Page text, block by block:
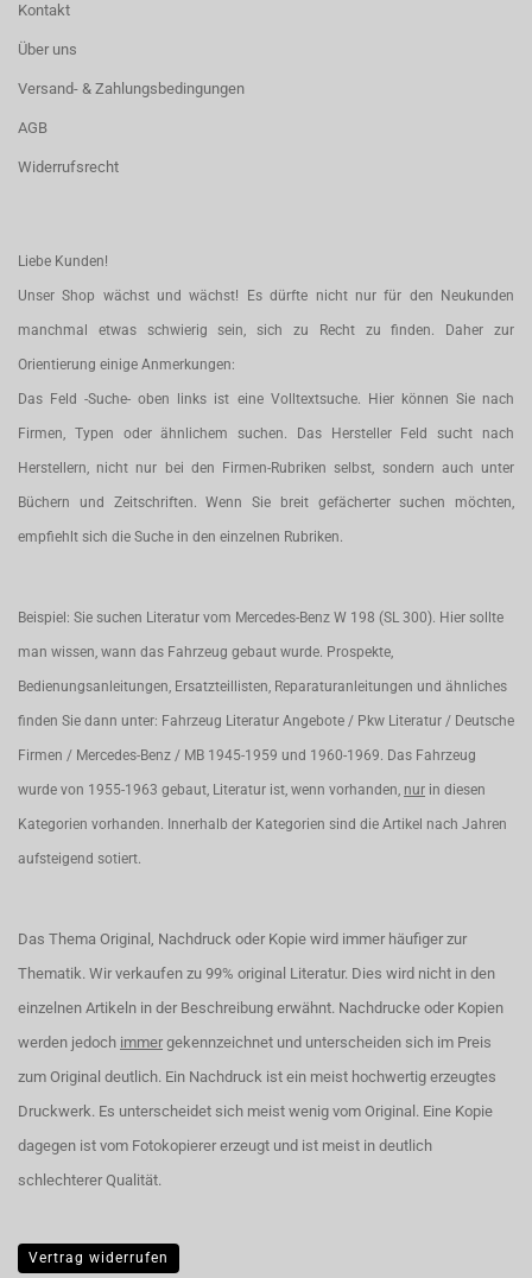
Kontakt
Über uns
Versand- & Zahlungsbedingungen
AGB
Widerrufsrecht
Liebe Kunden!
Unser Shop wächst und wächst! Es dürfte nicht nur für den Neukunden
manchmal etwas schwierig sein, sich zu Recht zu finden. Daher zur
Orientierung einige Anmerkungen:
Das Feld -Suche- oben links ist eine Volltextsuche. Hier können Sie nach
Firmen, Typen oder ähnlichem suchen. Das Hersteller Feld sucht nach
Herstellern, nicht nur bei den Firmen-Rubriken selbst, sondern auch unter
Büchern und Zeitschriften. Wenn Sie breit gefächerter suchen möchten,
empfiehlt sich die Suche in den einzelnen Rubriken.
Beispiel: Sie suchen Literatur vom Mercedes-Benz W 198 (SL 300). Hier sollte
man wissen, wann das Fahrzeug gebaut wurde. Prospekte,
Bedienungsanleitungen, Ersatzteillisten, Reparaturanleitungen und ähnliches
finden Sie dann unter: Fahrzeug Literatur Angebote / Pkw Literatur / Deutsche
Firmen / Mercedes-Benz / MB 1945-1959 und 1960-1969. Das Fahrzeug
wurde von 1955-1963 gebaut, Literatur ist, wenn vorhanden, nur in diesen
Kategorien vorhanden. Innerhalb der Kategorien sind die Artikel nach Jahren
aufsteigend sotiert.
Das Thema Original, Nachdruck oder Kopie wird immer häufiger zur
Thematik. Wir verkaufen zu 99% original Literatur. Dies wird nicht in den
einzelnen Artikeln in der Beschreibung erwähnt. Nachdrucke oder Kopien
werden jedoch immer gekennzeichnet und unterscheiden sich im Preis
zum Original deutlich. Ein Nachdruck ist ein meist hochwertig erzeugtes
Druckwerk. Es unterscheidet sich meist wenig vom Original. Eine Kopie
dagegen ist vom Fotokopierer erzeugt und ist meist in deutlich
schlechterer Qualität.
Vertrag widerrufen